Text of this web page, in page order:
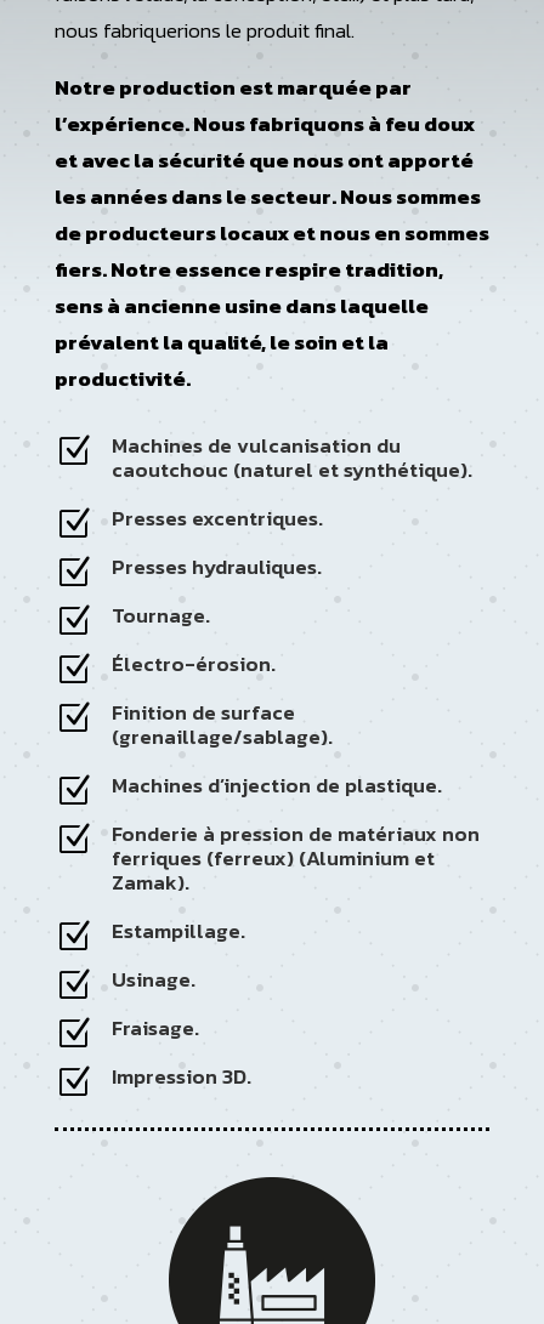
nous fabriquerions le produit final.
Notre production est marquée par
l’expérience. Nous fabriquons à feu doux
et avec la sécurité que nous ont apporté
les années dans le secteur. Nous sommes
de producteurs locaux et nous en sommes
fiers. Notre essence respire tradition,
sens à ancienne usine dans laquelle
prévalent la qualité, le soin et la
productivité.
Z Machines de vulcanisation du
caoutchouc (naturel et synthétique).
Z Presses excentriques.
Z Presses hydrauliques.
Z Tournage.
Z Électro-érosion.
Z Finition de surface
(grenaillage/sablage).
Z Machines d’injection de plastique.
Z Fonderie à pression de matériaux non
ferriques (ferreux) (Aluminium et
Zamak).
Z Estampillage.
Z Usinage.
Z Fraisage.
Z Impression 3D.